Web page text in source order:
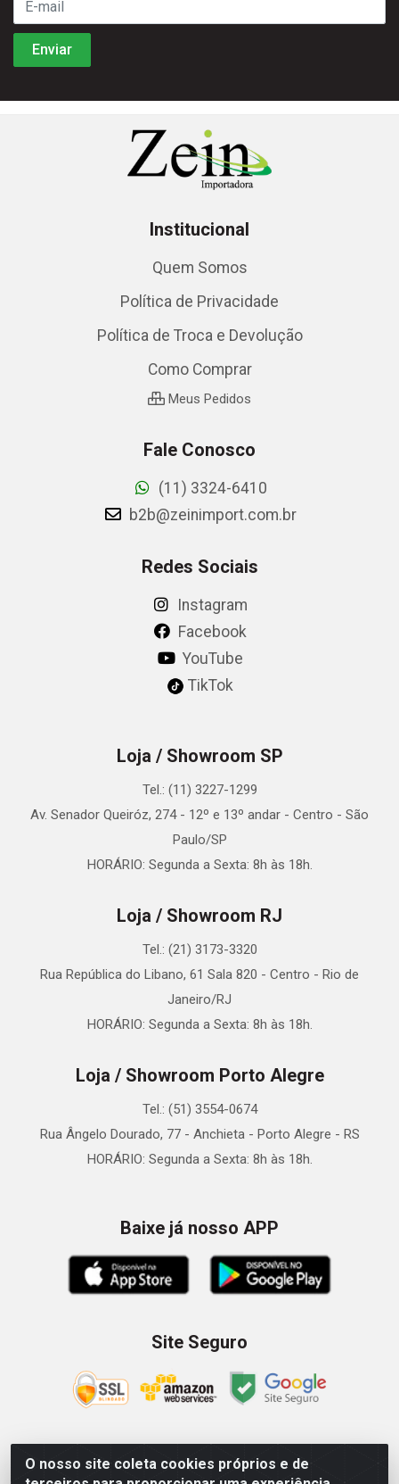
O nosso site coleta cookies próprios e de
Institucional
Quem Somos
Política de Privacidade
Política de Troca e Devolução
Como Comprar
Meus Pedidos
Fale Conosco
(11) 3324-6410
b2b@zeinimport.com.br
Redes Sociais
Instagram
Facebook
YouTube
TikTok
Loja / Showroom SP
Tel.: (11) 3227-1299
Av. Senador Queiróz, 274 - 12º e 13º andar - Centro - São
Paulo/SP
HORÁRIO: Segunda a Sexta: 8h às 18h.
Loja / Showroom RJ
Tel.: (21) 3173-3320
Rua República do Libano, 61 Sala 820 - Centro - Rio de
Janeiro/RJ
HORÁRIO: Segunda a Sexta: 8h às 18h.
Loja / Showroom Porto Alegre
Tel.: (51) 3554-0674
Rua Ângelo Dourado, 77 - Anchieta - Porto Alegre - RS
HORÁRIO: Segunda a Sexta: 8h às 18h.
Baixe já nosso APP
Site Seguro
Zein Importação e Comércio LTDA - Av. Senador Queiróz, 274